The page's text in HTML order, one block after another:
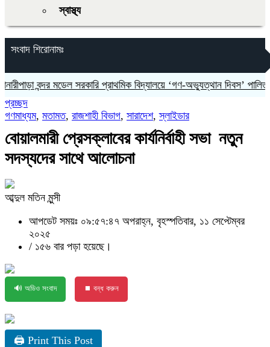
স্বাস্থ্য
সংবাদ শিরোনামঃ
বন্দর মডেল সরকারি প্রাথমিক বিদ্যালয়ে ‘গণ-অভ্যুত্থান দিবস’ পালিত
প্রচ্ছদ
গণমাধ্যম, মতামত, রাজশাহী বিভাগ, সারাদেশ,স্লাইডার
বোয়ালমারী প্রেসক্লাবের কার্যনির্বাহী সভা নতুন
সদস্যদের সাথে আলোচনা
আব্দুল মতিন মুন্সী
আপডেট সময়ঃ ০৯:৫৭:৪৭ অপরাহ্ন, বৃহস্পতিবার, ১১ সেপ্টেম্বর
২০২৫
/ ১৫৬ বার পড়া হয়েছে।
🔊 অডিও সংবাদ ⏹ বন্ধ করুন
🖨 Print This Post